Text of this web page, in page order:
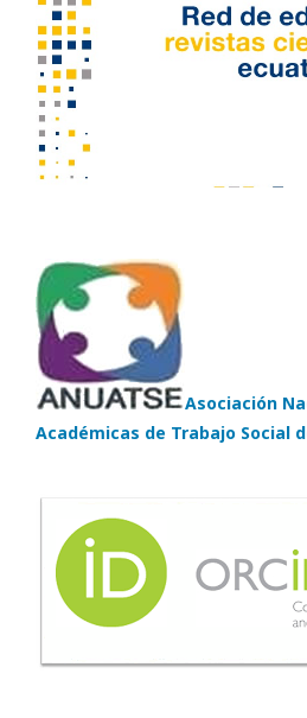
Asociación
Académicas de Trabajo Social